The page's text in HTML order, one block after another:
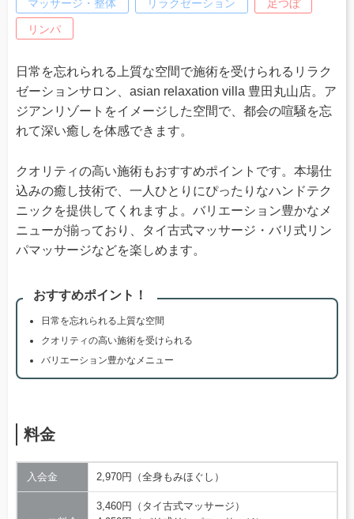
マッサージ・整体 リラクゼーション 足つぼ
リンパ
日常を忘れられる上質な空間で施術を受けられるリラク
ゼーションサロン、asian relaxation villa 豊田丸山店。ア
ジアンリゾートをイメージした空間で、都会の喧騒を忘
れて深い癒しを体感できます。
クオリティの高い施術もおすすめポイントです。本場仕
込みの癒し技術で、一人ひとりにぴったりなハンドテク
ニックを提供してくれますよ。バリエーション豊かなメ
ニューが揃っており、タイ古式マッサージ・バリ式リン
パマッサージなどを楽しめます。
おすすめポイント！
日常を忘れられる上質な空間
クオリティの高い施術を受けられる
バリエーション豊かなメニュー
料金
入会金 2,970円（全身もみほぐし）
3,460円（タイ古式マッサージ）